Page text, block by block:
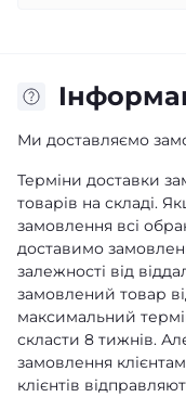
Ми доставляємо
Терміни доставки
товарів на складі.
замовлення всі
доставимо
залежності від
замовлений товар
максимальний
скласти 8 тижнів.
замовлення
клієнтів